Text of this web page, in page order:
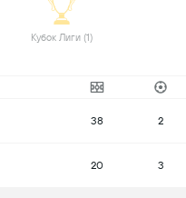
Кубок Лиги (1)
38 2
20 3